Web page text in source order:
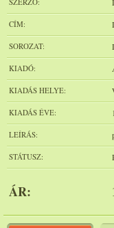
CÍM:
SOROZAT:
KIADÓ:
KIADÁS HELYE:
KIADÁS ÉVE:
LEÍRÁS:
STÁTUSZ:
ÁR: